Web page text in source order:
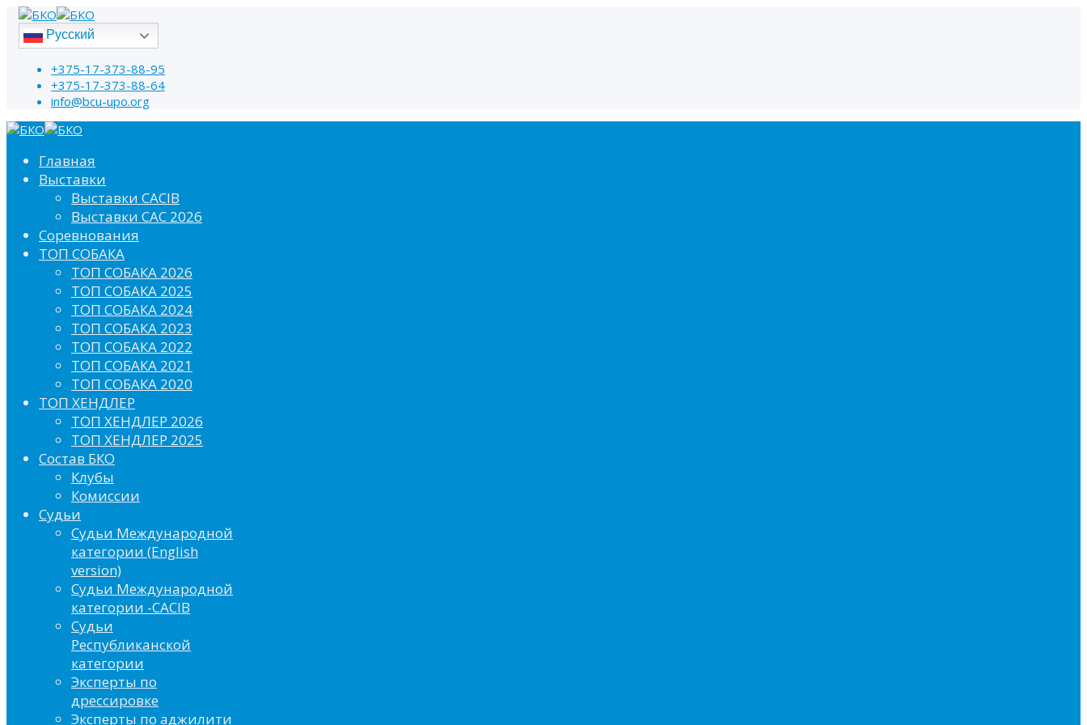
Русский
+375-17-373-88-95
+375-17-373-88-64
info@bcu-upo.org
Главная
Выставки
Выставки CACIB
Выставки САС 2026
Соревнования
ТОП СОБАКА
ТОП СОБАКА 2026
ТОП СОБАКА 2025
ТОП СОБАКА 2024
ТОП СОБАКА 2023
ТОП СОБАКА 2022
ТОП СОБАКА 2021
ТОП СОБАКА 2020
ТОП ХЕНДЛЕР
ТОП ХЕНДЛЕР 2026
ТОП ХЕНДЛЕР 2025
Состав БКО
Клубы
Комиссии
Судьи
Судьи Международной
категории (English
version)
Судьи Международной
категории -CACIB
Судьи
Республиканской
категории
Эксперты по
дрессировке
Эксперты по аджилити